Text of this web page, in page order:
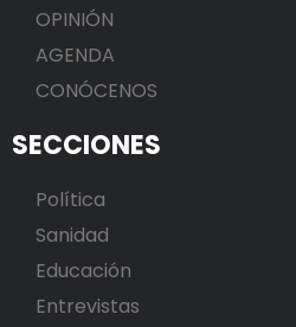
OPINIÓN
AGENDA
CONÓCENOS
SECCIONES
Política
Sanidad
Educación
Entrevistas